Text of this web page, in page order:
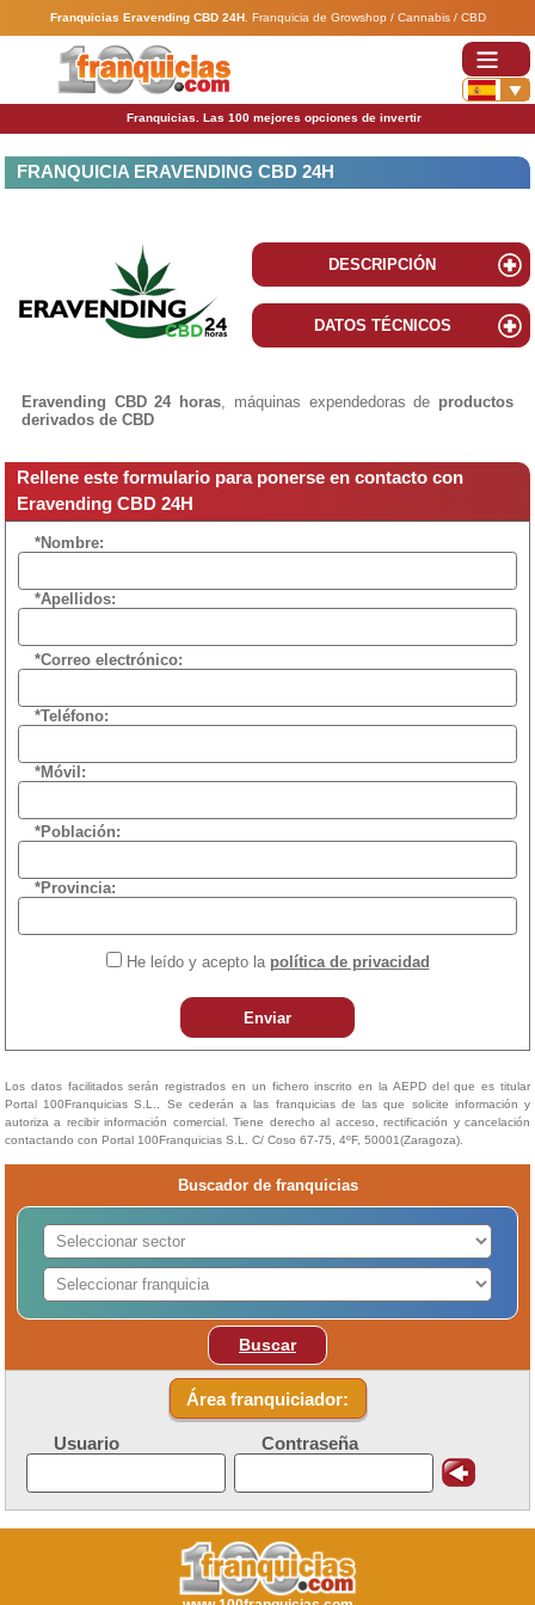
Franquicias Eravending CBD 24H. Franquicia de Growshop / Cannabis / CBD
Franquicias. Las 100 mejores opciones de invertir
FRANQUICIA ERAVENDING CBD 24H
DESCRIPCIÓN
DATOS TÉCNICOS
Eravending CBD 24 horas, máquinas expendedoras de productos
derivados de CBD
Rellene este formulario para ponerse en contacto con
Eravending CBD 24H
*Nombre:
*Apellidos:
*Correo electrónico:
*Teléfono:
*Móvil:
*Población:
*Provincia:
He leído y acepto la política de privacidad
Enviar
Los datos facilitados serán registrados en un fichero inscrito en la AEPD del que es titular
Portal 100Franquicias S.L.. Se cederán a las franquicias de las que solicite información y
autoriza a recibir información comercial. Tiene derecho al acceso, rectificación y cancelación
contactando con Portal 100Franquicias S.L. C/ Coso 67-75, 4ºF, 50001(Zaragoza).
Buscador de franquicias
Buscar
Área franquiciador:
Usuario Contraseña